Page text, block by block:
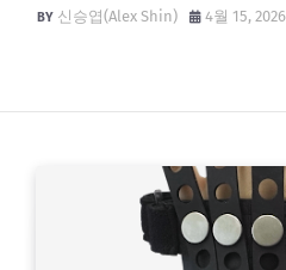
신승엽(Alex Shin)
4월 15, 2026